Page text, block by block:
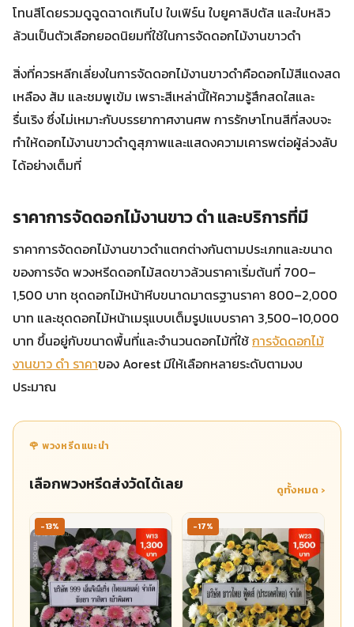
โทนสีโดยรวมดูฉูดฉาดเกินไป ใบเฟิร์น ใบยูคาลิปตัส และใบหลิว
ล้วนเป็นตัวเลือกยอดนิยมที่ใช้ในการจัดดอกไม้งานขาวดำ
สิ่งที่ควรหลีกเลี่ยงในการจัดดอกไม้งานขาวดำคือดอกไม้สีแดงสด
เหลือง ส้ม และชมพูเข้ม เพราะสีเหล่านี้ให้ความรู้สึกสดใสและ
รื่นเริง ซึ่งไม่เหมาะกับบรรยากาศงานศพ การรักษาโทนสีที่สงบจะ
ทำให้ดอกไม้งานขาวดำดูสุภาพและแสดงความเคารพต่อผู้ล่วงลับ
ได้อย่างเต็มที่
ราคาการจัดดอกไม้งานขาว ดํา และบริการที่มี
ราคาการจัดดอกไม้งานขาวดำแตกต่างกันตามประเภทและขนาด
ของการจัด พวงหรีดดอกไม้สดขาวล้วนราคาเริ่มต้นที่ 700–
1,500 บาท ชุดดอกไม้หน้าหีบขนาดมาตรฐานราคา 800–2,000
บาท และชุดดอกไม้หน้าเมรุแบบเต็มรูปแบบราคา 3,500–10,000
บาท ขึ้นอยู่กับขนาดพื้นที่และจำนวนดอกไม้ที่ใช้การจัดดอกไม้
งานขาว ดํา ราคาของ Aorest มีให้เลือกหลายระดับตามงบ
ประมาณ
🌹 พวงหรีดแนะนำ
เลือกพวงหรีดส่งวัดได้เลย ดูทั้งหมด ›
-13% -17%